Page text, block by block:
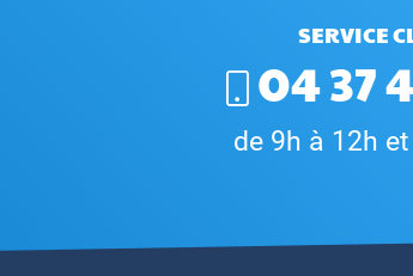
SERVICE
04 37
de 9h à 12h